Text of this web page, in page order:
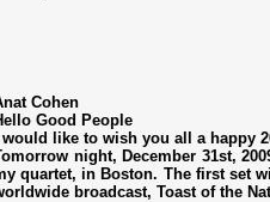
Cohen
Good People
I would like to wish you all a happy
night, December 31st,
quartet, in Boston. The first set
broadcast, Toast of the